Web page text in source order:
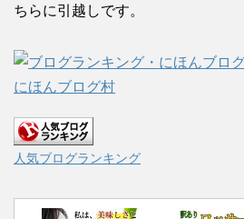
ちらに引越しです。
にほんブログ村
人気ブログランキング